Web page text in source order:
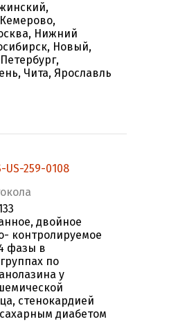
Нижний
Новый,
Чита, Ярославль
259-0108
двойное
контролируемое
фазы в
по
у
стенокардией
диабетом